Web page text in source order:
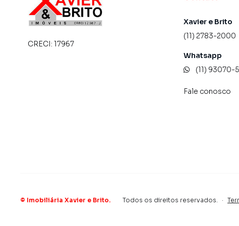
CRECI: 17967
Xavier e Brito
(11) 2783-2000
Whatsapp
(11) 93070-
Fale conosco
© Imobiliária Xavier e Brito. Todos os direitos reservados. ·